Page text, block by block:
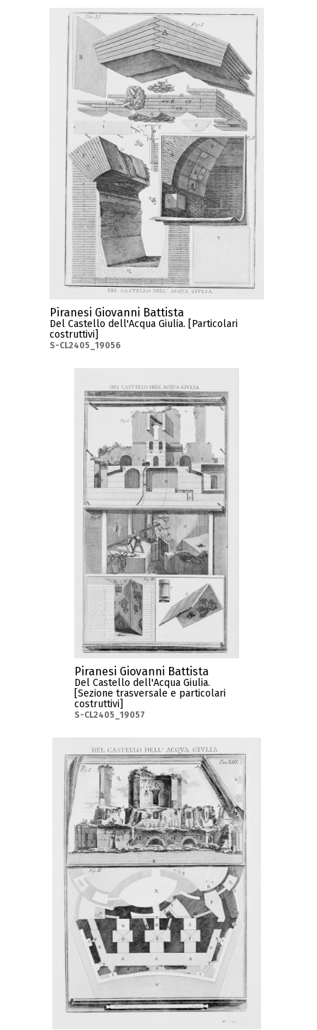
Piranesi Giovanni Battista
Del Castello dell'Acqua Giulia. [Particolari
costruttivi]
S-CL2405_19056
Piranesi Giovanni Battista
Del Castello dell'Acqua Giulia.
[Sezione trasversale e particolari
costruttivi]
S-CL2405_19057